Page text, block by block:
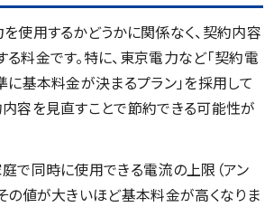
使用するかどうかに関係なく、契約内容
料金です。特に、東京電力など「契約電
に基本料金が決まるプラン」を採用して
内容を見直すことで節約できる可能性が
で同時に使用できる電流の上限（アン
の値が大きいほど基本料金が高くなりま